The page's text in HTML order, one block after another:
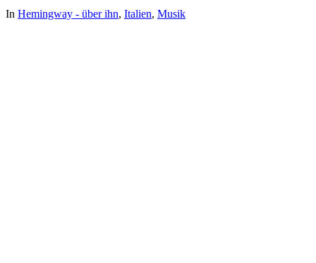
In Hemingway - über ihn, Italien, Musik